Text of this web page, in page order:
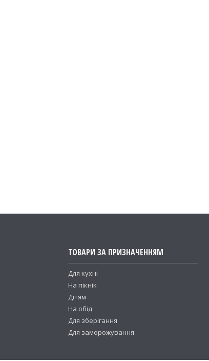
ТОВАРИ ЗА ПРИЗНАЧЕННЯМ
Для кухні
На пікнік
Дітям
На обід
Для зберігання
Для заморожування